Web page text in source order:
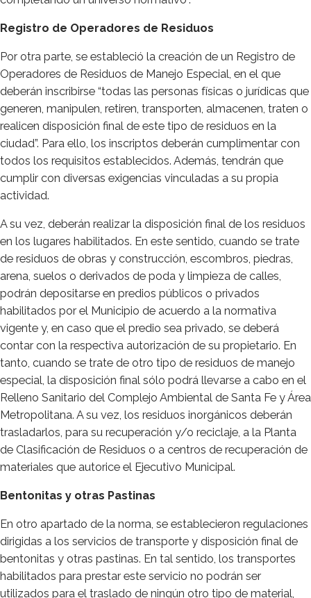
Registro de Operadores de Residuos
Por otra parte, se estableció la creación de un Registro de
Operadores de Residuos de Manejo Especial, en el que
deberán inscribirse “todas las personas físicas o jurídicas que
generen, manipulen, retiren, transporten, almacenen, traten o
realicen disposición final de este tipo de residuos en la
ciudad”. Para ello, los inscriptos deberán cumplimentar con
todos los requisitos establecidos. Además, tendrán que
cumplir con diversas exigencias vinculadas a su propia
actividad.
A su vez, deberán realizar la disposición final de los residuos
en los lugares habilitados. En este sentido, cuando se trate
de residuos de obras y construcción, escombros, piedras,
arena, suelos o derivados de poda y limpieza de calles,
podrán depositarse en predios públicos o privados
habilitados por el Municipio de acuerdo a la normativa
vigente y, en caso que el predio sea privado, se deberá
contar con la respectiva autorización de su propietario. En
tanto, cuando se trate de otro tipo de residuos de manejo
especial, la disposición final sólo podrá llevarse a cabo en el
Relleno Sanitario del Complejo Ambiental de Santa Fe y Área
Metropolitana. A su vez, los residuos inorgánicos deberán
trasladarlos, para su recuperación y/o reciclaje, a la Planta
de Clasificación de Residuos o a centros de recuperación de
materiales que autorice el Ejecutivo Municipal.
Bentonitas y otras Pastinas
En otro apartado de la norma, se establecieron regulaciones
dirigidas a los servicios de transporte y disposición final de
bentonitas y otras pastinas. En tal sentido, los transportes
habilitados para prestar este servicio no podrán ser
utilizados para el traslado de ningún otro tipo de material,